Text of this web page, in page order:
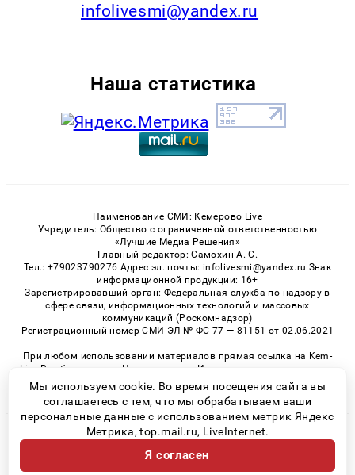
infolivesmi@yandex.ru
Наша статистика
Наименование СМИ: Кемерово Live
Учредитель: Общество с ограниченной ответственностью
«Лучшие Медиа Решения»
Главный редактор: Самохин А. С.
Тел.: +79023790276 Адрес эл. почты: infolivesmi@yandex.ru Знак
информационной продукции: 16+
Зарегистрировавший орган: Федеральная служба по надзору в
сфере связи, информационных технологий и массовых
коммуникаций (Роскомнадзор)
Регистрационный номер СМИ ЭЛ № ФС 77 — 81151 от 02.06.2021
При любом использовании материалов прямая ссылка на Kem-
Live.Ru обязательна. Цитирование в Интернете возможно только
при наличии письменного разрешения.
© 2026 «Kem-Live» | Все права защищены
Возрастная категория сайта 16+
Мы используем cookie. Во время посещения сайта вы
соглашаетесь с тем, что мы обрабатываем ваши
персональные данные с использованием метрик Яндекс
Метрика, top.mail.ru, LiveInternet.
Я согласен